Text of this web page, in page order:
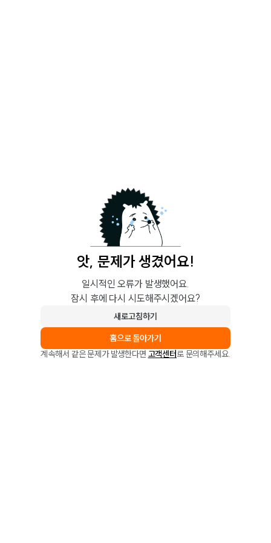
앗, 문제가 생겼어요!
일시적인 오류가 발생했어요.
잠시 후에 다시 시도해주시겠어요?
새로고침하기
홈으로 돌아가기
계속해서 같은 문제가 발생한다면 고객센터로 문의해주세요.